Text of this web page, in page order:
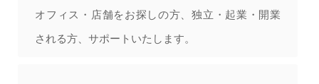
オフィス・店舗をお探しの方、独立・起業・開業
される方、サポートいたします。